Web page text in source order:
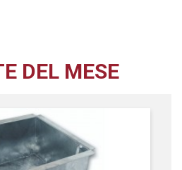
DEL MESE